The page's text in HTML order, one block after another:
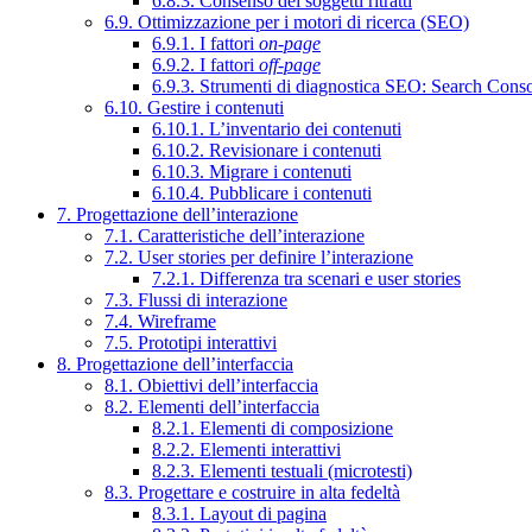
6.9. Ottimizzazione per i motori di ricerca (SEO)
6.9.1. I fattori on-page
6.9.2. I fattori off-page
6.9.3. Strumenti di diagnostica SEO: Search
6.10. Gestire i contenuti
6.10.1. L’inventario dei contenuti
6.10.2. Revisionare i contenuti
6.10.3. Migrare i contenuti
6.10.4. Pubblicare i contenuti
7. Progettazione dell’interazione
7.1. Caratteristiche dell’interazione
7.2. User stories per definire l’interazione
7.2.1. Differenza tra scenari e user stories
7.3. Flussi di interazione
7.4. Wireframe
7.5. Prototipi interattivi
8. Progettazione dell’interfaccia
8.1. Obiettivi dell’interfaccia
8.2. Elementi dell’interfaccia
8.2.1. Elementi di composizione
8.2.2. Elementi interattivi
8.2.3. Elementi testuali (microtesti)
8.3. Progettare e costruire in alta fedeltà
8.3.1. Layout di pagina